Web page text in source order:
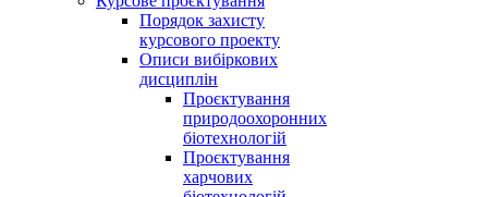
Порядок захисту
курсового проекту
Описи вибіркових
дисциплін
Проєктування
природоохоронних
біотехнологій
Проєктування
харчових